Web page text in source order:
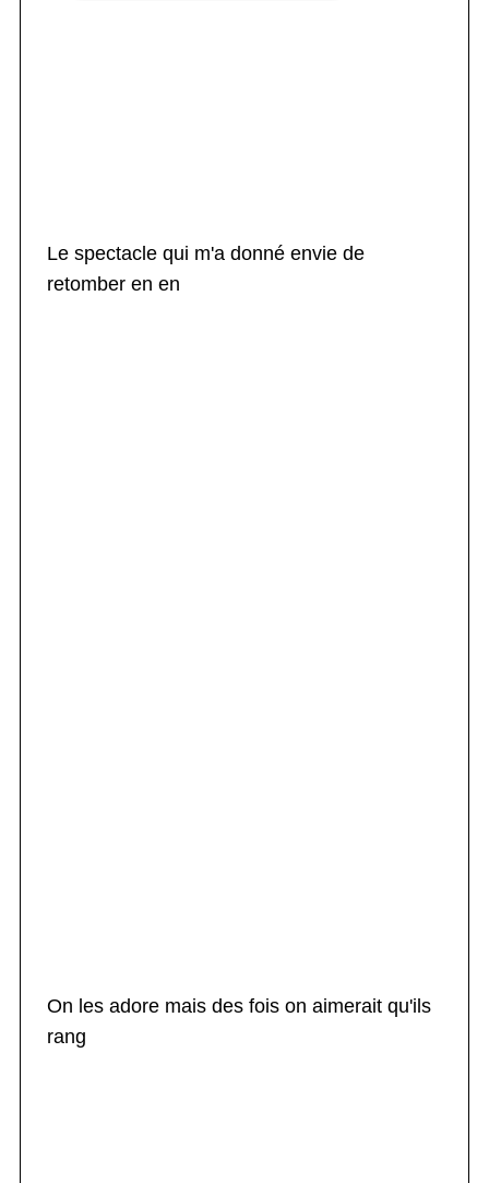
Le spectacle qui m'a donné envie de
retomber en en
On les adore mais des fois on aimerait qu'ils
rang